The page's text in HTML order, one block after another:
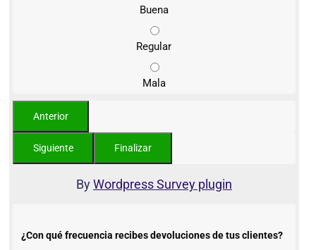
Buena
Regular
Mala
ByWordpress Survey plugin
¿Con qué frecuencia recibes devoluciones de tus clientes?